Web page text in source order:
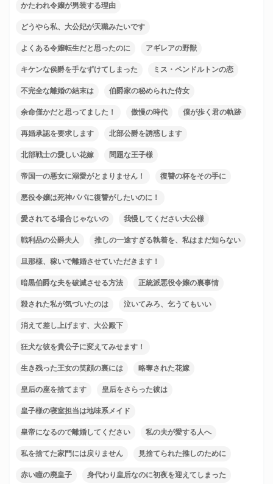
かたわれ令嬢が男装する理由
どうやら私、大公妃が天職みたいです
よくある令嬢転生だと思ったのに アギレアの野獣
キケンな侯爵を手なずけてしまった ミス・ペンドルトンの恋
不完全な離婚の結末は 伯爵家の秘められた侍女
余命僅かだと思ってました！ 傲慢の時代 僕が歩く君の軌跡
再婚承認を要求します 北部公爵を誘惑します
北部戦士の愛しい花嫁 問題な王子様
帝国一の悪女に溺愛がとまりません！ 復讐の杯をその手に
悪役令嬢は死神パパに復讐がしたいのに！
愛されてる場合じゃないの 我慢してください大公様
戦利品の公爵夫人 推しの一途すぎる執着を、私はまだ知らない
旦那様、稼いで離婚させていただきます！
暗黒伯爵な夫を破滅させる方法 正統派悪役令嬢の裏事情
殺された私が気づいたのは 泣いてみろ、乞うてもいい
消えて差し上げます、大公殿下
狂犬な彼を貴公子に変えてみせます！
生き残った王女の笑顔の裏には 略奪された花嫁
皇后の座を捨てます 皇后をさらった彼は
皇子様の寝室担当は地味系メイド
皇帝になるので離婚してください 私の夫が愛する人へ
私を捨てた家門には戻りません 見捨てられた推しのために
赤い瞳の廃皇子 身代わり皇后なのに初夜を迎えてしまった